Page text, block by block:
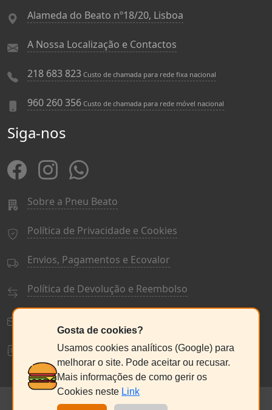
Alameda do Beato nº18/20, Lisboa
A Nossa Localização e Contactos
218 683 823 Custo de chamada para rede fixa nacional
960 260 356 Custo de chamada para rede móvel nacional
Siga-nos
Sobre a Pneu Beato
Política de Privacidade e Cookies
Envios, Pagamentos e Ecovalor
Política de Devolução e Reembolso
Livro de Reclamações
© PneuBeato 2025de Alberto Alexandre Silva Alves
Gosta de cookies?
Usamos cookies analíticos (Google) para
melhorar o site. Pode aceitar ou recusar.
Mais informações de como gerir os
Cookies neste Link